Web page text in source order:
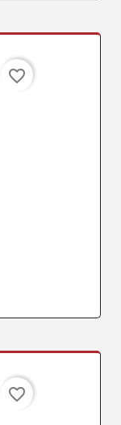
favorite_border
favorite_border